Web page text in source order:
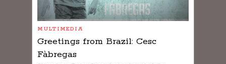
MULTIMEDIA
Greetings from Brazil: Cesc
Fàbregas